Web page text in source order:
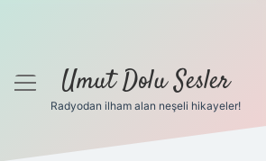
menüyüUmut Dolu Sesler
Radyodan ilham alan neşeli hikayeler!